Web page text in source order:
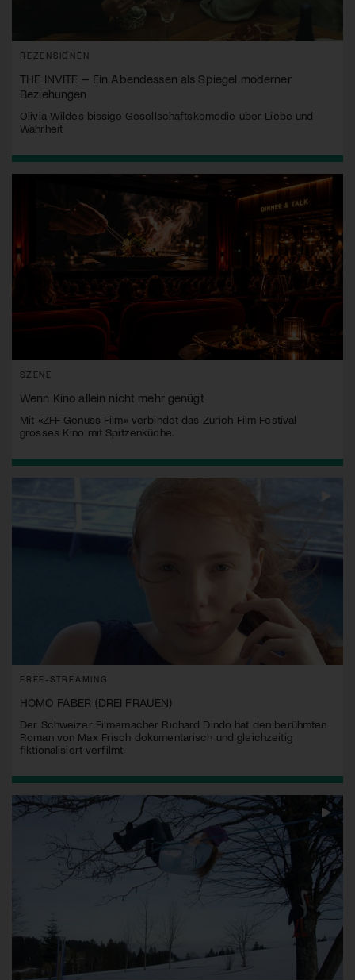
REZENSIONEN
THE INVITE – Ein Abendessen als Spiegel moderner
Beziehungen
Olivia Wildes bissige Gesellschaftskomödie über Liebe und
Wahrheit
SZENE
Wenn Kino allein nicht mehr genügt
Mit «ZFF Genuss Film» verbindet das Zurich Film Festival
grosses Kino mit Spitzenküche.
FREE-STREAMING
HOMO FABER (DREI FRAUEN)
Der Schweizer Filmemacher Richard Dindo hat den berühmten
Roman von Max Frisch dokumentarisch und gleichzeitig
fiktionalisiert verfilmt.